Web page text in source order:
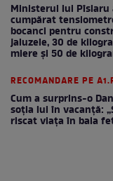
Ministerul lui Pîslaru
cumpărat
bocanci pentru
jaluzele, 30 de
miere și 50 de
RECOMANDARE PE
Cum a surprins-o
soția lui în vacanță:
riscat viața în baia